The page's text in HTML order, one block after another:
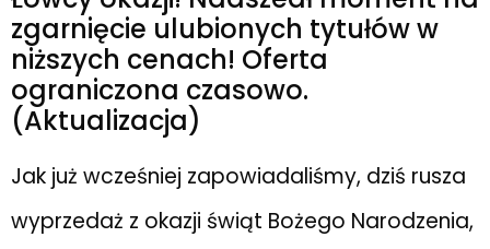
zgarnięcie ulubionych tytułów w
niższych cenach! Oferta
ograniczona czasowo.
(Aktualizacja)
Jak już wcześniej zapowiadaliśmy, dziś rusza
wyprzedaż z okazji świąt Bożego Narodzenia,